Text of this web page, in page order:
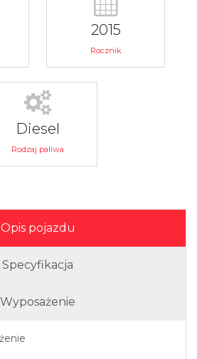
2015
Rocznik
Diesel
Rodzaj paliwa
Opis pojazdu
Specyfikacja
Wyposażenie